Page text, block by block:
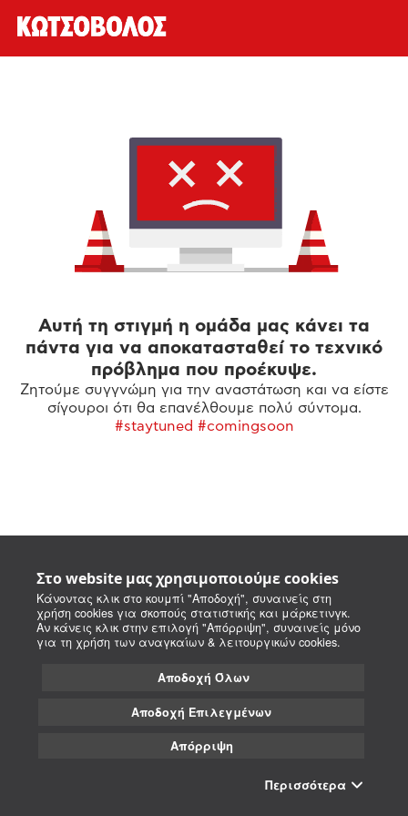
Στο website μας χρησιμοποιούμε cookies
Κάνοντας κλικ στο κουμπί "Αποδοχή", συναινείς στη
χρήση cookies για σκοπούς στατιστικής και μάρκετινγκ.
Αν κάνεις κλικ στην επιλογή "Απόρριψη", συναινείς μόνο
για τη χρήση των αναγκαίων & λειτουργικών cookies.
Αποδοχή Όλων
Αποδοχή Επιλεγμένων
Απόρριψη
Περισσότερα
Αυτή τη στιγμή η ομάδα μας κάνει τα
πάντα για να αποκατασταθεί το τεχνικό
πρόβλημα που προέκυψε.
Ζητούμε συγγνώμη για την αναστάτωση και να είστε
σίγουροι ότι θα επανέλθουμε πολύ σύντομα.
#staytuned #comingsoon